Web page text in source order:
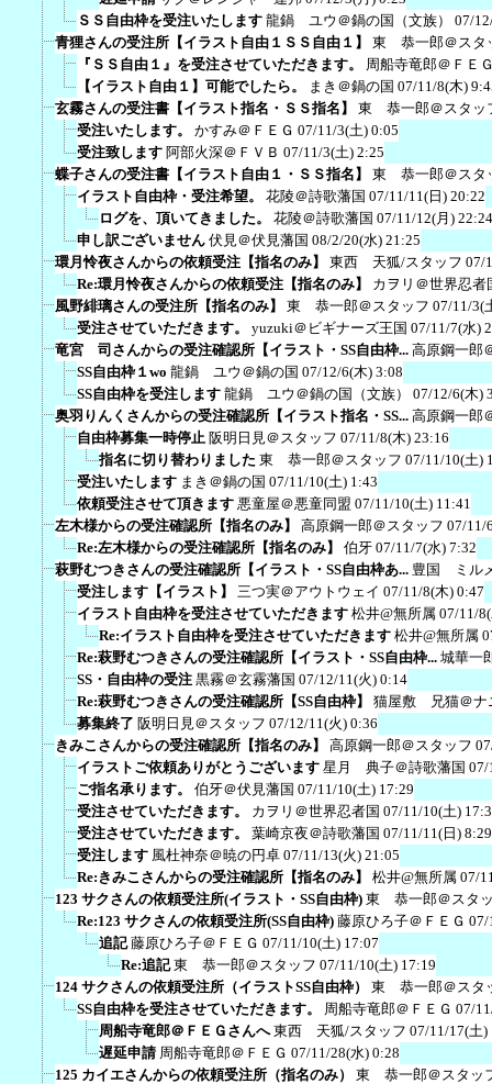
ＳＳ自由枠を受注いたします 龍鍋 ユウ＠鍋の国（文族）
07/
青狸さんの受注所【イラスト自由１ＳＳ自由１】
東 恭一郎＠スタ
『ＳＳ自由１』を受注させていただきます。
周船寺竜郎＠ＦＥ
【イラスト自由１】可能でしたら。
まき＠鍋の国 07/11/8(木)
玄霧さんの受注書【イラスト指名・ＳＳ指名】
東 恭一郎＠スタッ
受注いたします。
かすみ＠ＦＥＧ 07/11/3(土) 0:05
受注致します 阿部火深＠ＦＶＢ 07/11/3(土) 2:25
蝶子さんの受注書【イラスト自由１・ＳＳ指名】
東 恭一郎＠スタ
イラスト自由枠・受注希望。
花陵＠詩歌藩国 07/11/11(日) 20:22
ログを、頂いてきました。
花陵＠詩歌藩国 07/11/12(月) 22:24
申し訳ございません 伏見＠伏見藩国 08/2/20(水) 21:25
環月怜夜さんからの依頼受注【指名のみ】
東西 天狐/スタッフ 07/
Re:環月怜夜さんからの依頼受注【指名のみ】
カヲリ＠世界忍者
風野緋璃さんの受注所【指名のみ】
東 恭一郎＠スタッフ 07/11/3(
受注させていただきます。
yuzuki＠ビギナーズ王国 07/11/7(水)
竜宮 司さんからの受注確認所【イラスト・SS自由枠... 高原鋼一郎
SS自由枠１wo 龍鍋 ユウ＠鍋の国 07/12/6(木) 3:08
SS自由枠を受注します 龍鍋 ユウ＠鍋の国（文族）
07/12/6(木)
奥羽りんくさんからの受注確認所【イラスト指名・SS... 高原鋼一郎
自由枠募集一時停止 阪明日見＠スタッフ 07/11/8(木) 23:16
指名に切り替わりました 東 恭一郎＠スタッフ 07/11/10(土)
受注いたします まき＠鍋の国 07/11/10(土) 1:43
依頼受注させて頂きます 悪童屋＠悪童同盟 07/11/10(土) 11:41
左木様からの受注確認所【指名のみ】
高原鋼一郎＠スタッフ 07/11/
Re:左木様からの受注確認所【指名のみ】
伯牙 07/11/7(水) 7:32
萩野むつきさんの受注確認所【イラスト・SS自由枠あ... 豊国 ミル
受注します【イラスト】
三つ実＠アウトウェイ 07/11/8(木) 0:47
イラスト自由枠を受注させていただきます 松井@無所属 07/11/
Re:イラスト自由枠を受注させていただきます 松井@無所属
Re:萩野むつきさんの受注確認所【イラスト・SS自由枠... 城華一
SS・自由枠の受注 黒霧＠玄霧藩国 07/12/11(火) 0:14
Re:萩野むつきさんの受注確認所【SS自由枠】
猫屋敷 兄猫＠ナ
募集終了 阪明日見＠スタッフ 07/12/11(火) 0:36
きみこさんからの受注確認所【指名のみ】
高原鋼一郎＠スタッフ
イラストご依頼ありがとうございます 星月 典子＠詩歌藩国 07/
ご指名承ります。
伯牙＠伏見藩国 07/11/10(土) 17:29
受注させていただきます。
カヲリ＠世界忍者国 07/11/10(土)
受注させていただきます。
葉崎京夜＠詩歌藩国 07/11/11(日) 8:29
受注します 風杜神奈＠暁の円卓 07/11/13(火) 21:05
Re:きみこさんからの受注確認所【指名のみ】
松井@無所属 07/
123 サクさんの依頼受注所(イラスト・SS自由枠) 東 恭一郎＠スタ
Re:123 サクさんの依頼受注所(SS自由枠) 藤原ひろ子＠ＦＥＧ 07/
追記 藤原ひろ子＠ＦＥＧ 07/11/10(土) 17:07
Re:追記 東 恭一郎＠スタッフ 07/11/10(土) 17:19
124 サクさんの依頼受注所（イラストSS自由枠）
東 恭一郎＠スタ
SS自由枠を受注させていただきます。
周船寺竜郎＠ＦＥＧ 07/
周船寺竜郎＠ＦＥＧさんへ 東西 天狐/スタッフ 07/11/17(土)
遅延申請 周船寺竜郎＠ＦＥＧ 07/11/28(水) 0:28
125 カイエさんからの依頼受注所（指名のみ）
東 恭一郎＠スタッ